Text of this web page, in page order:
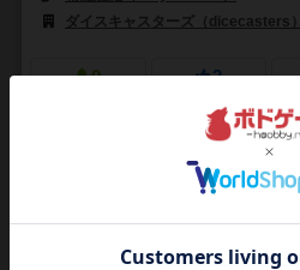
ダイスキャスターズ（dicecasters）
0 2
Kiraneko